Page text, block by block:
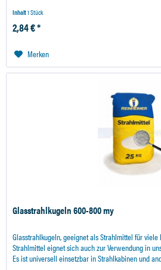
Inhalt1 Stück
2,84 € *
Merken
Glasstrahlkugeln 600-800 my
Glasstrahlkugeln, geeignet als Strahlmittel für viele
Strahlmittel eignet sich auch zur Verwendung in
Es ist universell einsetzbar in Strahlkabinen und